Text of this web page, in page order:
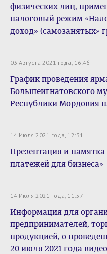
физических лиц,
налоговый режим
доход» (самозанятых»
03 Августа 2021 года, 16:46
График проведения
Большеигнатовского
Республики Мордовия
14 Июля 2021 года, 12:31
Презентация и
платежей для бизнеса»
14 Июля 2021 года, 11:57
Информация для
предпринимателей,
продукцией, о
20 июля 2021 года